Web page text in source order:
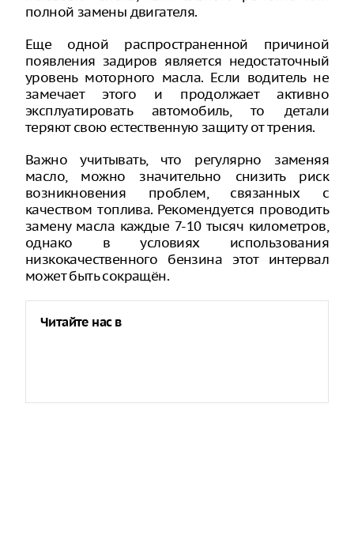
полной замены двигателя.
Еще одной распространенной причиной
появления задиров является недостаточный
уровень моторного масла. Если водитель не
замечает этого и продолжает активно
эксплуатировать автомобиль, то детали
теряют свою естественную защиту от трения.
Важно учитывать, что регулярно заменяя
масло, можно значительно снизить риск
возникновения проблем, связанных с
качеством топлива. Рекомендуется проводить
замену масла каждые 7-10 тысяч километров,
однако в условиях использования
низкокачественного бензина этот интервал
может быть сокращён.
Читайте нас в